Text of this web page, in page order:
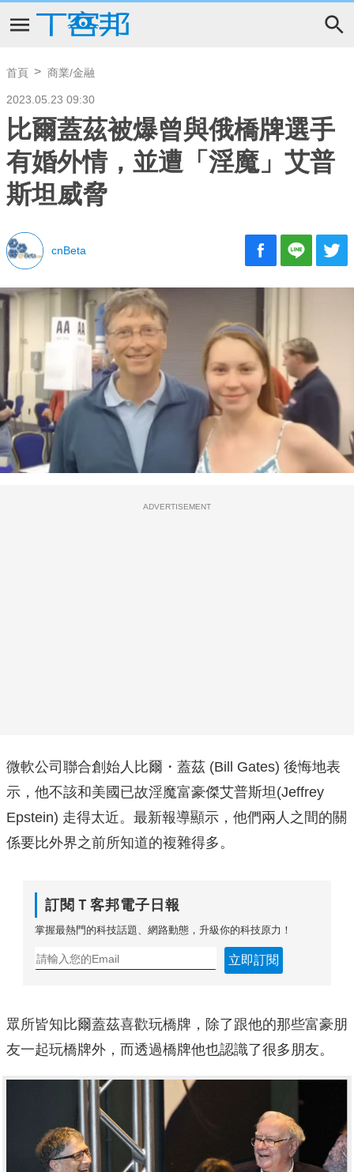
首頁 商業/金融
2023.05.23 09:30
比爾蓋茲被爆曾與俄橋牌選手
有婚外情，並遭「淫魔」艾普
斯坦威脅
cnBeta
ADVERTISEMENT
微軟公司聯合創始人比爾・蓋茲 (Bill Gates) 後悔地表
示，他不該和美國已故淫魔富豪傑艾普斯坦(Jeffrey
Epstein) 走得太近。最新報導顯示，他們兩人之間的關
係要比外界之前所知道的複雜得多。
訂閱Ｔ客邦電子日報
掌握最熱門的科技話題、網路動態，升級你的科技原力！
立即訂閱
眾所皆知比爾蓋茲喜歡玩橋牌，除了跟他的那些富豪朋
友一起玩橋牌外，而透過橋牌他也認識了很多朋友。